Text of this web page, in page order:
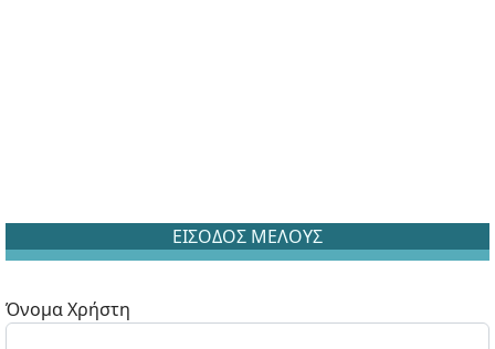
ΕΙΣΟΔΟΣ ΜΕΛΟΥΣ
Όνομα Χρήστη